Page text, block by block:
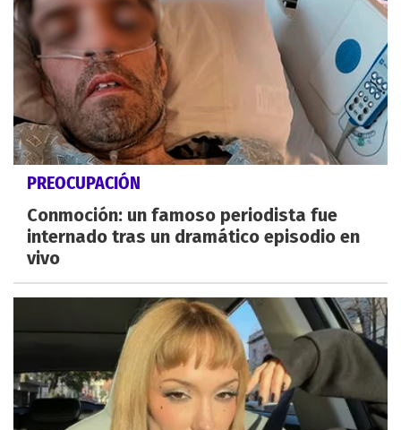
PREOCUPACIÓN
Conmoción: un famoso periodista fue
internado tras un dramático episodio en
vivo